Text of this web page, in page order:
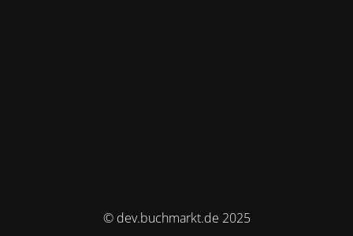
© dev.buchmarkt.de 2025